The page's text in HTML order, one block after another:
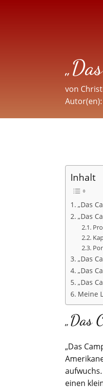
von
Autor(en):
Inhalt
„Das
„Das
„Das
„Das
„Das
Meine
„Das
„Das
einen